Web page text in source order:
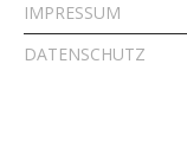
IMPRESSUM
DATENSCHUTZ